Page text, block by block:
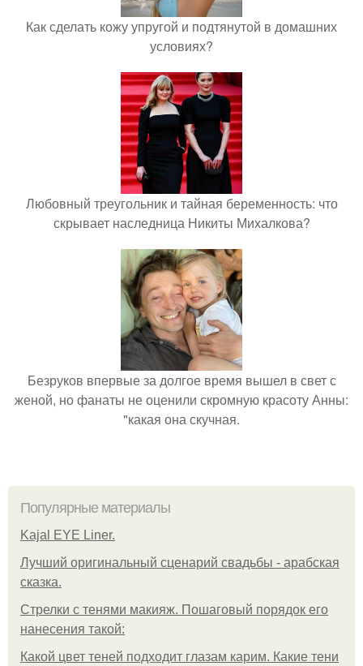
Как сделать кожу упругой и подтянутой в домашних
условиях?
Любовный треугольник и тайная беременность: что
скрывает наследница Никиты Михалкова?
Безруков впервые за долгое время вышел в свет с
женой, но фанаты не оценили скромную красоту Анны:
"какая она скучная.
Популярные материалы
Kajal EYE Liner.
Лучший оригинальный сценарий свадьбы - арабская
сказка.
Стрелки с тенями макияж. Пошаговый порядок его
нанесения такой:
Какой цвет теней подходит глазам карим. Какие тени